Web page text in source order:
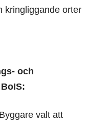
kringliggande orter
och
valt att